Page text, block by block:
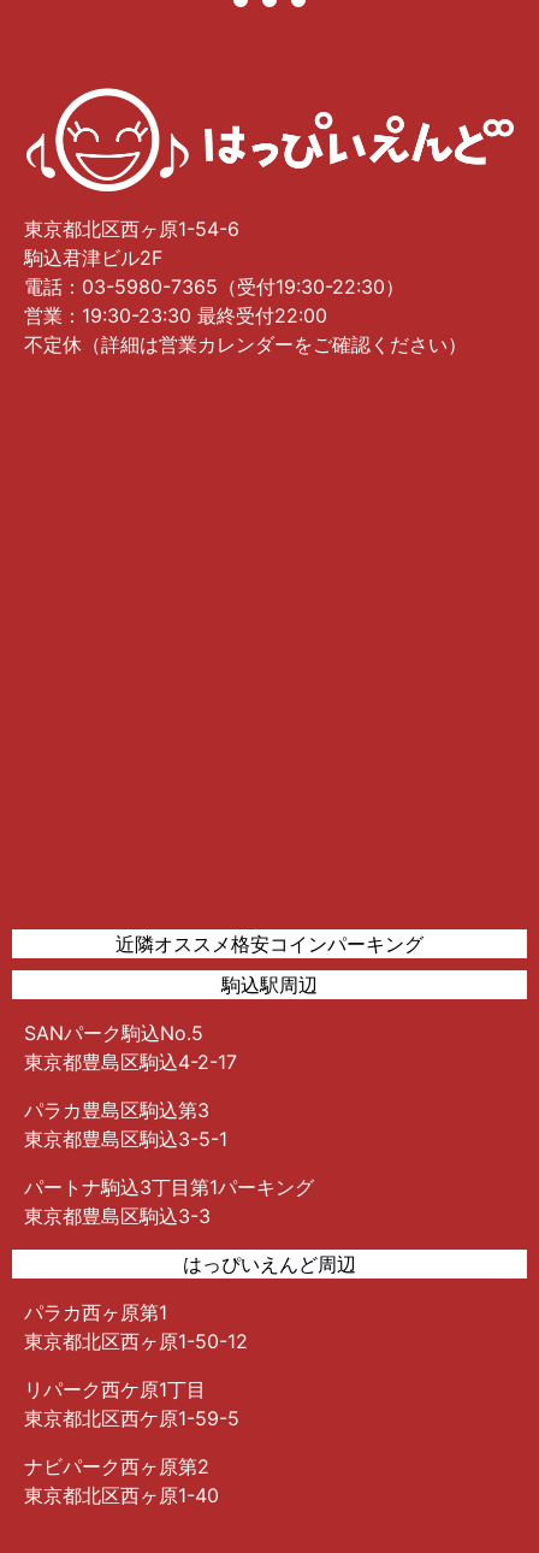
東京都北区西ヶ原1-54-6
駒込君津ビル2F
電話：03-5980-7365（受付19:30-22:30）
営業：19:30-23:30 最終受付22:00
不定休（詳細は営業カレンダーをご確認ください）
近隣オススメ格安コインパーキング
駒込駅周辺
SANパーク駒込No.5
東京都豊島区駒込4-2-17
パラカ豊島区駒込第3
東京都豊島区駒込3-5-1
パートナ駒込3丁目第1パーキング
東京都豊島区駒込3-3
はっぴいえんど周辺
パラカ西ヶ原第1
東京都北区西ヶ原1-50-12
リパーク西ケ原1丁目
東京都北区西ケ原1-59-5
ナビパーク西ヶ原第2
東京都北区西ヶ原1-40